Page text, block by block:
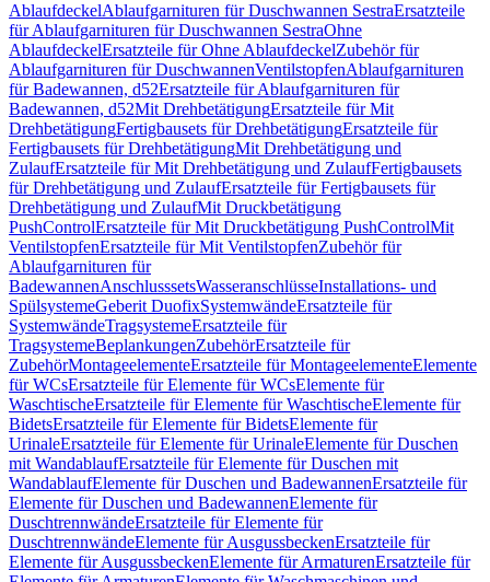
AblaufdeckelAblaufgarnituren für Duschwannen SestraErsatzteile
für Ablaufgarnituren für Duschwannen SestraOhne
AblaufdeckelErsatzteile für Ohne AblaufdeckelZubehör für
Ablaufgarnituren für DuschwannenVentilstopfenAblaufgarnituren
für Badewannen, d52Ersatzteile für Ablaufgarnituren für
Badewannen, d52Mit DrehbetätigungErsatzteile für Mit
DrehbetätigungFertigbausets für DrehbetätigungErsatzteile für
Fertigbausets für DrehbetätigungMit Drehbetätigung und
ZulaufErsatzteile für Mit Drehbetätigung und ZulaufFertigbausets
für Drehbetätigung und ZulaufErsatzteile für Fertigbausets für
Drehbetätigung und ZulaufMit Druckbetätigung
PushControlErsatzteile für Mit Druckbetätigung PushControlMit
VentilstopfenErsatzteile für Mit VentilstopfenZubehör für
Ablaufgarnituren für
BadewannenAnschlusssetsWasseranschlüsseInstallations- und
SpülsystemeGeberit DuofixSystemwändeErsatzteile für
SystemwändeTragsystemeErsatzteile für
TragsystemeBeplankungenZubehörErsatzteile für
ZubehörMontageelementeErsatzteile für MontageelementeElemente
für WCsErsatzteile für Elemente für WCsElemente für
WaschtischeErsatzteile für Elemente für WaschtischeElemente für
BidetsErsatzteile für Elemente für BidetsElemente für
UrinaleErsatzteile für Elemente für UrinaleElemente für Duschen
mit WandablaufErsatzteile für Elemente für Duschen mit
WandablaufElemente für Duschen und BadewannenErsatzteile für
Elemente für Duschen und BadewannenElemente für
DuschtrennwändeErsatzteile für Elemente für
DuschtrennwändeElemente für AusgussbeckenErsatzteile für
Elemente für AusgussbeckenElemente für ArmaturenErsatzteile für